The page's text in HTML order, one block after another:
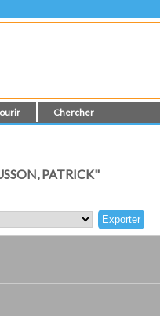
Chercher
PATRICK"